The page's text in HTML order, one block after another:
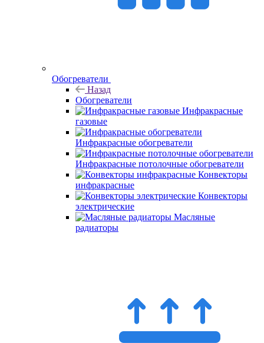
Обогреватели
Назад
Обогреватели
Инфракрасные
газовые
Инфракрасные обогреватели
Инфракрасные потолочные обогреватели
Конвекторы
инфракрасные
Конвекторы
электрические
Масляные
радиаторы